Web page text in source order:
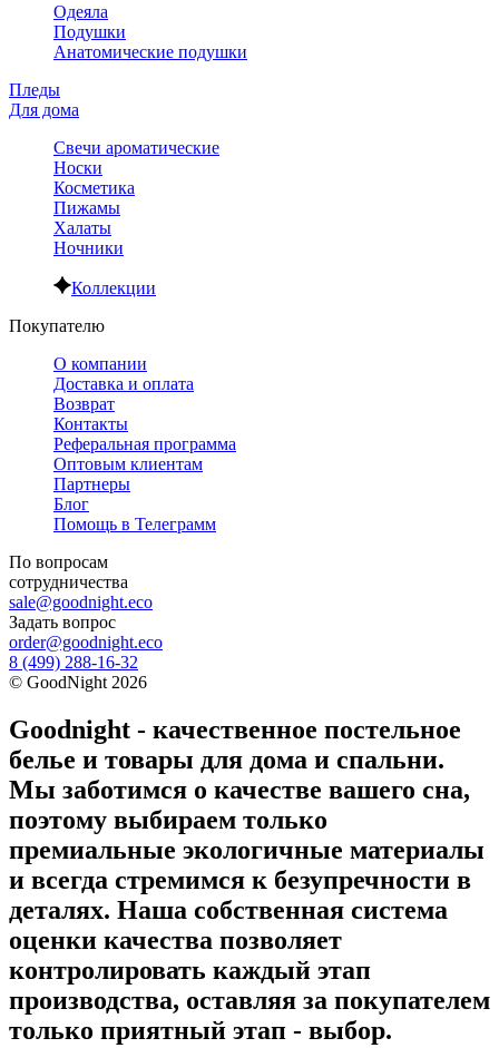
Одеяла
Подушки
Анатомические подушки
Пледы
Для дома
Свечи ароматические
Носки
Косметика
Пижамы
Халаты
Ночники
Коллекции
Покупателю
О компании
Доставка и оплата
Возврат
Контакты
Реферальная программа
Оптовым клиентам
Партнеры
Блог
Помощь в Телеграмм
По вопросам
сотрудничества
sale@goodnight.eco
Задать вопрос
order@goodnight.eco
8 (499) 288-16-32
© GoodNight 2026
Goodnight - качественное постельное
белье и товары для дома и спальни.
Мы заботимся о качестве вашего сна,
поэтому выбираем только
премиальные экологичные материалы
и всегда стремимся к безупречности в
деталях. Наша собственная система
оценки качества позволяет
контролировать каждый этап
производства, оставляя за покупателем
только приятный этап - выбор.